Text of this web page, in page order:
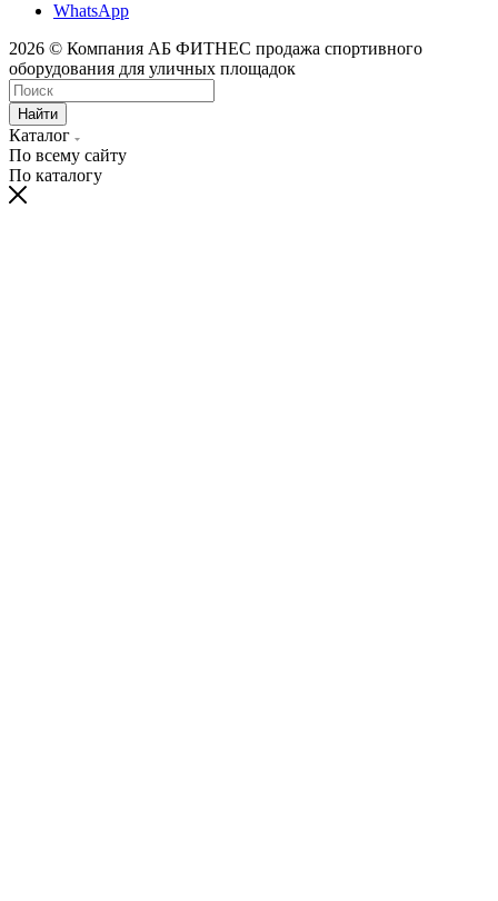
WhatsApp
2026 © Компания АБ ФИТНЕС продажа спортивного
оборудования для уличных площадок
Найти
Каталог
По всему сайту
По каталогу